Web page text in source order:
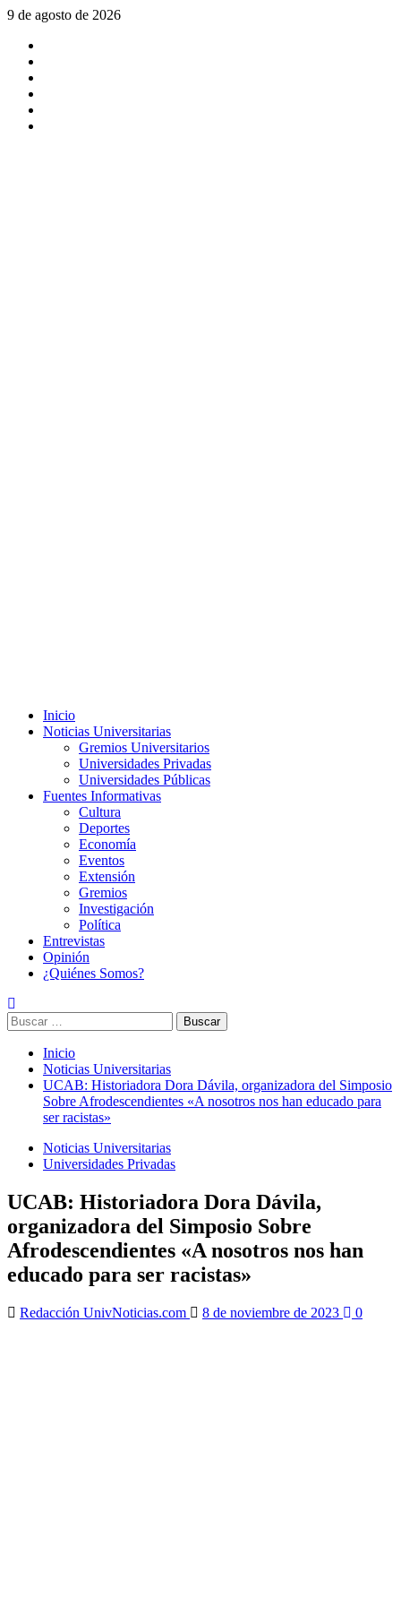
Saltar
contenido
9 de agosto de 2026
Menú
principal
Inicio
Noticias Universitarias
Gremios Universitarios
Universidades Privadas
Universidades Públicas
Fuentes Informativas
Cultura
Deportes
Economía
Eventos
Extensión
Gremios
Investigación
Política
Entrevistas
Opinión
¿Quiénes Somos?
Buscar:
Inicio
Noticias Universitarias
UCAB: Historiadora Dora Dávila, organizadora del Simposio
Sobre Afrodescendientes «A nosotros nos han educado para
ser racistas»
Noticias Universitarias
Universidades Privadas
UCAB: Historiadora Dora Dávila,
organizadora del Simposio Sobre
Afrodescendientes «A nosotros nos han
educado para ser racistas»
Redacción UnivNoticias.com 8 de noviembre de 2023 0